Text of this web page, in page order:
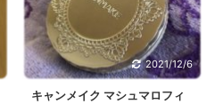
2021/12/6
キャンメイク マシュマロフィ